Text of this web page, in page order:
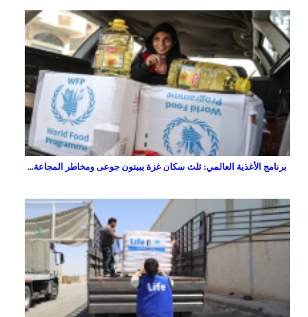
برنامج الأغذية العالمي: ثلث سكان غزة يبيتون جوعى ومخاطر المجاعة...